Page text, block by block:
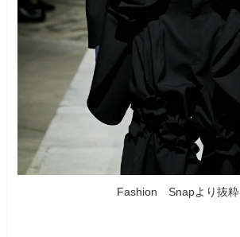
Fashion Snapより抜粋